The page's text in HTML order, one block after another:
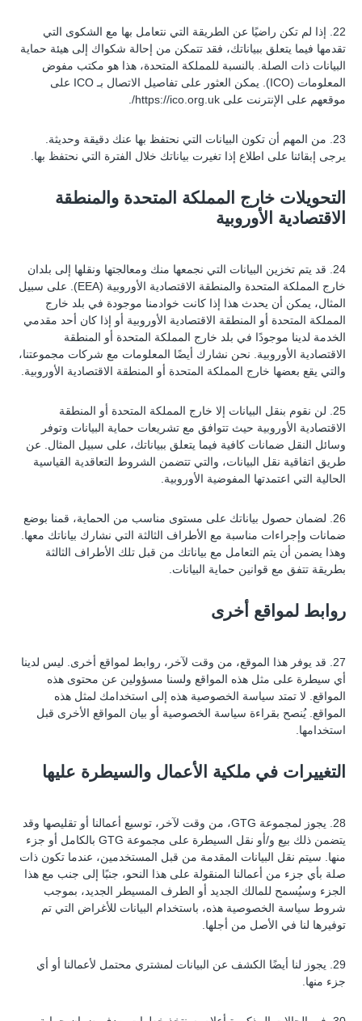
22. إذا لم تكن راضيًا عن الطريقة التي نتعامل بها مع الشكوى التي
تقدمها فيما يتعلق ببياناتك، فقد تتمكن من إحالة شكواك إلى هيئة حماية
البيانات ذات الصلة. بالنسبة للمملكة المتحدة، هذا هو مكتب مفوض
المعلومات (ICO). يمكن العثور على تفاصيل الاتصال بـ ICO على
موقعهم على الإنترنت على https://ico.org.uk/.
23. من المهم أن تكون البيانات التي نحتفظ بها عنك دقيقة وحديثة.
يرجى إبقائنا على اطلاع إذا تغيرت بياناتك خلال الفترة التي نحتفظ بها.
التحويلات خارج المملكة المتحدة والمنطقة
الاقتصادية الأوروبية
24. قد يتم تخزين البيانات التي نجمعها منك ومعالجتها ونقلها إلى بلدان
خارج المملكة المتحدة والمنطقة الاقتصادية الأوروبية (EEA). على سبيل
المثال، يمكن أن يحدث هذا إذا كانت خوادمنا موجودة في بلد خارج
المملكة المتحدة أو المنطقة الاقتصادية الأوروبية أو إذا كان أحد مقدمي
الخدمة لدينا موجودًا في بلد خارج المملكة المتحدة أو المنطقة
الاقتصادية الأوروبية. نحن نشارك أيضًا المعلومات مع شركات مجموعتنا،
والتي يقع بعضها خارج المملكة المتحدة أو المنطقة الاقتصادية الأوروبية.
25. لن نقوم بنقل البيانات إلا خارج المملكة المتحدة أو المنطقة
الاقتصادية الأوروبية حيث تتوافق مع تشريعات حماية البيانات وتوفر
وسائل النقل ضمانات كافية فيما يتعلق ببياناتك، على سبيل المثال. عن
طريق اتفاقية نقل البيانات، والتي تتضمن الشروط التعاقدية القياسية
الحالية التي اعتمدتها المفوضية الأوروبية.
26. لضمان حصول بياناتك على مستوى مناسب من الحماية، قمنا بوضع
ضمانات وإجراءات مناسبة مع الأطراف الثالثة التي نشارك بياناتك معها.
وهذا يضمن أن يتم التعامل مع بياناتك من قبل تلك الأطراف الثالثة
بطريقة تتفق مع قوانين حماية البيانات.
روابط لمواقع أخرى
27. قد يوفر هذا الموقع، من وقت لآخر، روابط لمواقع أخرى. ليس لدينا
أي سيطرة على مثل هذه المواقع ولسنا مسؤولين عن محتوى هذه
المواقع. لا تمتد سياسة الخصوصية هذه إلى استخدامك لمثل هذه
المواقع. يُنصح بقراءة سياسة الخصوصية أو بيان المواقع الأخرى قبل
استخدامها.
التغييرات في ملكية الأعمال والسيطرة عليها
28. يجوز لمجموعة GTG، من وقت لآخر، توسيع أعمالنا أو تقليصها وقد
يتضمن ذلك بيع و/أو نقل السيطرة على مجموعة GTG بالكامل أو جزء
منها. سيتم نقل البيانات المقدمة من قبل المستخدمين، عندما تكون ذات
صلة بأي جزء من أعمالنا المنقولة على هذا النحو، جنبًا إلى جنب مع هذا
الجزء وسيُسمح للمالك الجديد أو الطرف المسيطر الجديد، بموجب
شروط سياسة الخصوصية هذه، باستخدام البيانات للأغراض التي تم
توفيرها لنا في الأصل من أجلها.
29. يجوز لنا أيضًا الكشف عن البيانات لمشتري محتمل لأعمالنا أو أي
جزء منها.